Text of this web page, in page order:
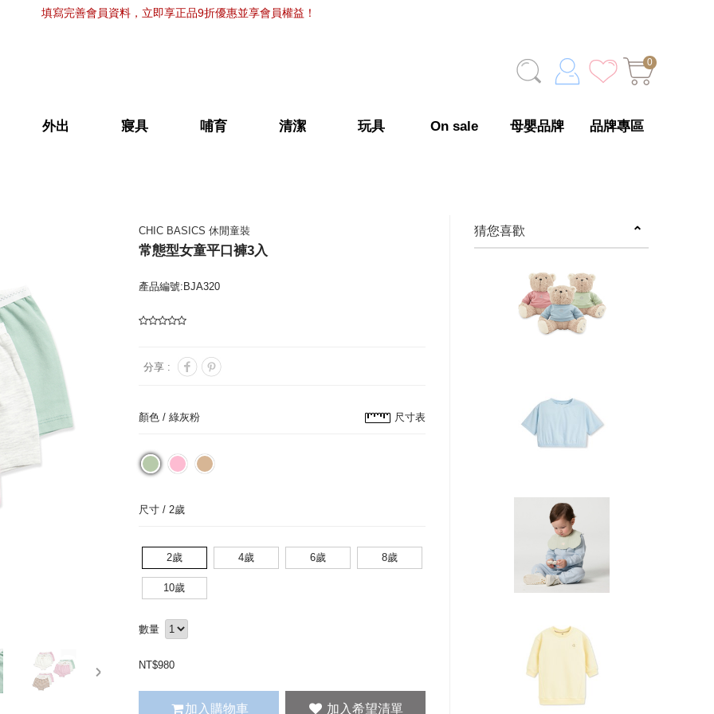
填寫完善會員資料，立即享正品9折優惠並享會員權益！
0
外出 寢具 哺育 清潔 玩具 On sale 母嬰品牌 品牌專區
next
CHIC BASICS 休閒童裝
常態型女童平口褲3入
產品編號:BJA320
分享 :
顏色 / 綠灰粉 尺寸表
尺寸 / 2歲
2歲 4歲 6歲 8歲
10歲
數量
NT$980
加入購物車
猜您喜歡